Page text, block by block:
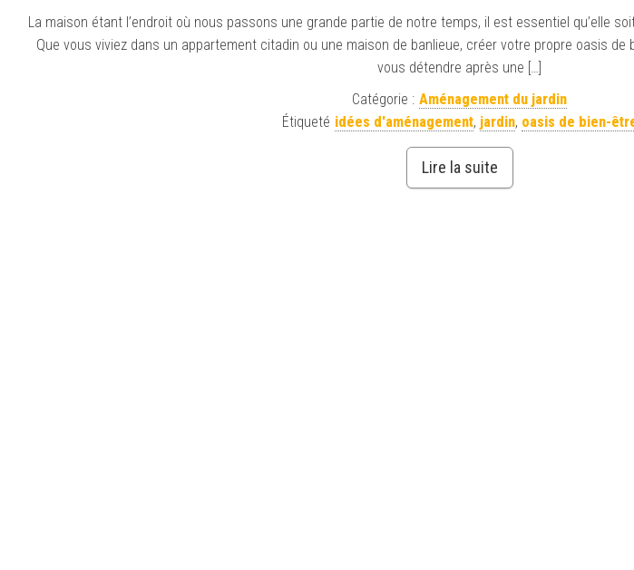
La maison étant l’endroit où nous passons une grande partie de notre temps, il est essentiel qu’elle
Que vous viviez dans un appartement citadin ou une maison de banlieue, créer votre propre oasis
vous détendre après une […]
Catégorie : Aménagement du jardin
Étiqueté idées d'aménagement, jardin, oasis de bien-
Lire la suite